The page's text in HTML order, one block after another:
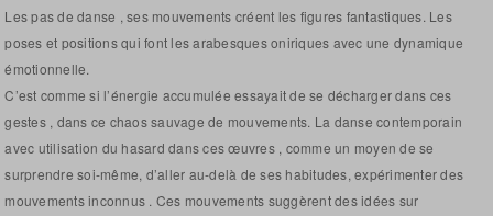
Les pas de danse , ses mouvements créent les figures fantastiques. Les
poses et positions qui font les arabesques oniriques avec une dynamique
émotionnelle.
C’est comme si l’énergie accumulée essayait de se décharger dans ces
gestes , dans ce chaos sauvage de mouvements. La danse contemporain
avec utilisation du hasard dans ces œuvres , comme un moyen de se
surprendre soi-même, d’aller au-delà de ses habitudes, expérimenter des
mouvements inconnus . Ces mouvements suggèrent des idées sur